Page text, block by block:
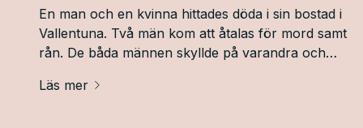
En man och en kvinna hittades döda i sin bostad i
Vallentuna. Två män kom att åtalas för mord samt
rån. De båda männen skyllde på varandra och
Läs mer